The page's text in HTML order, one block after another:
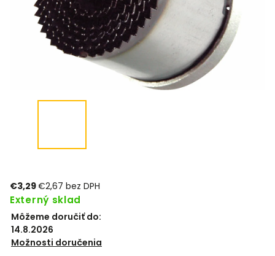
€3,29€2,67 bez DPH
Externý sklad
Môžeme doručiť do:
14.8.2026
Možnosti doručenia